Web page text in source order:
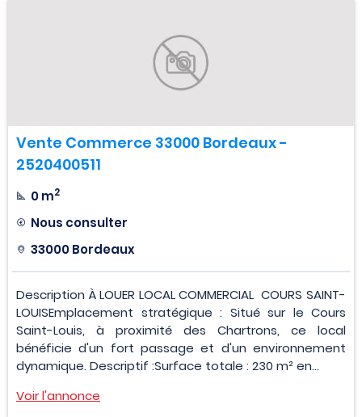
Vente Commerce 33000 Bordeaux -
2520400511
0 m2
Nous consulter
33000 Bordeaux
Description À LOUER LOCAL COMMERCIAL  COURS SAINT-
LOUISEmplacement stratégique : Situé sur le Cours
Saint-Louis, à proximité des Chartrons, ce local
bénéficie d'un fort passage et d'un environnement
dynamique. Descriptif :Surface totale : 230 m² en...
Voir l'annonce